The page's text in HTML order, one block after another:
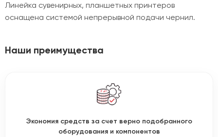
Линейка сувенирных, планшетных принтеров
оснащена системой непрерывной подачи чернил.
Наши преимущества
Экономия средств за счет верно подобранного
оборудования и компонентов